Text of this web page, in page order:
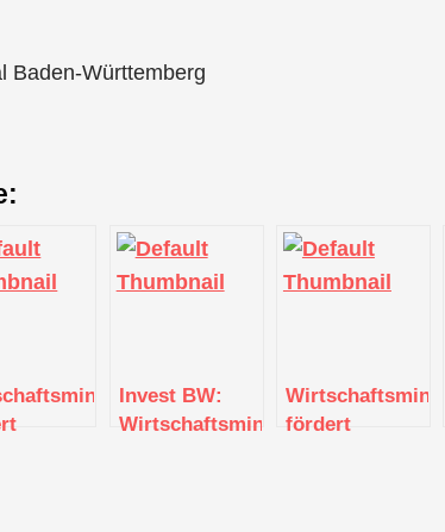
Baden-Württemberg
Invest BW:
Wirtschaftsministerium
fördert